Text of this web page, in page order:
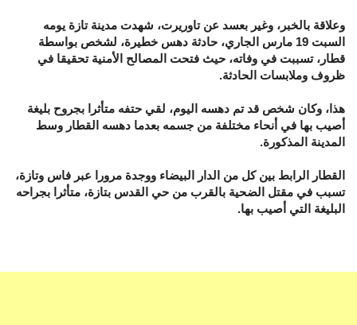
وعلاقة بالخبر، وغير بعسد عن تاوريرت، شهدت مدينة تازة يومه
السبت 19 مارس الجاري، حادثة دهس خطيرة، لشخص بواسطة
قطار، تسببت في وفاته، حيث فتحت المصالح الأمنية تحقيقا في
ظروف وملابسات الحادثة.
هذا، وكان شخص قد تم دهسه اليوم، لقي حتفه متأثرا بجروح بليغة
أصيب بها في أنحاء مختلفة من جسمه بعدما دهسه القطار وسط
المدينة المذكورة.
القطار الرابط بين كل من الدار البيضاء ووجدة مرورا عبر فاس وتازة،
تسبب في مقتل الضحية بالقرب من حي القدس بتازة، متأثرا بجراحه
البليغة التي أصيب بها.